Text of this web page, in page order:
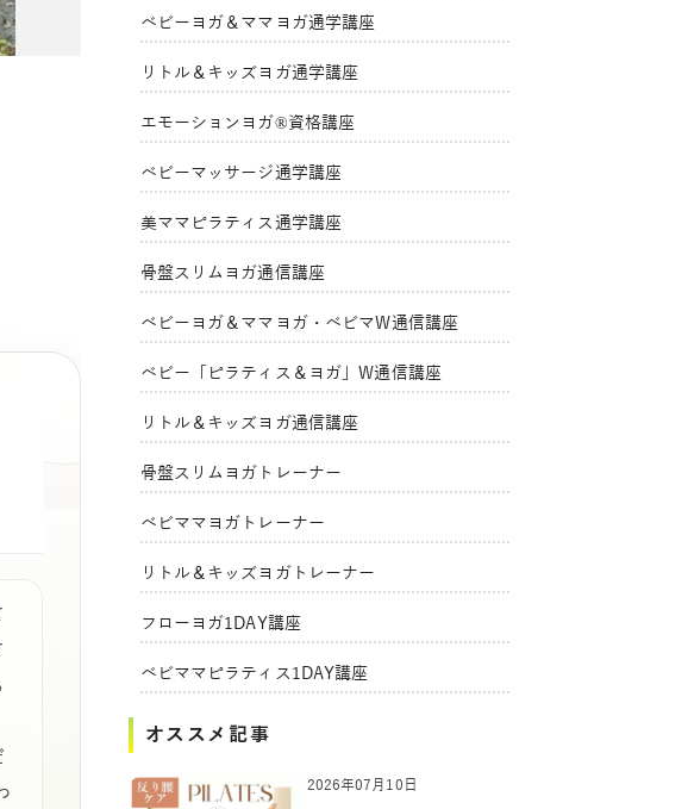
ベビーヨガ＆ママヨガ通学講座
リトル＆キッズヨガ通学講座
エモーションヨガ®資格講座
ベビーマッサージ通学講座
美ママピラティス通学講座
骨盤スリムヨガ通信講座
ベビーヨガ＆ママヨガ・ベビマW通信講座
ベビー「ピラティス＆ヨガ」W通信講座
リトル＆キッズヨガ通信講座
骨盤スリムヨガトレーナー
ベビママヨガトレーナー
リトル＆キッズヨガトレーナー
フローヨガ1DAY講座
ベビママピラティス1DAY講座
オススメ記事
2026年07月10日